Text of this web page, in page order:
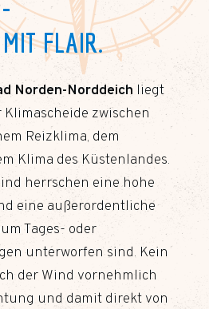
FLAIR.
Norden-Norddeich liegt
zwischen
Reizklima, dem
Klima des Küstenlandes.
herrschen eine hohe
eine außerordentliche
Tages- oder
unterworfen sind. Kein
der Wind vornehmlich
und damit direkt von